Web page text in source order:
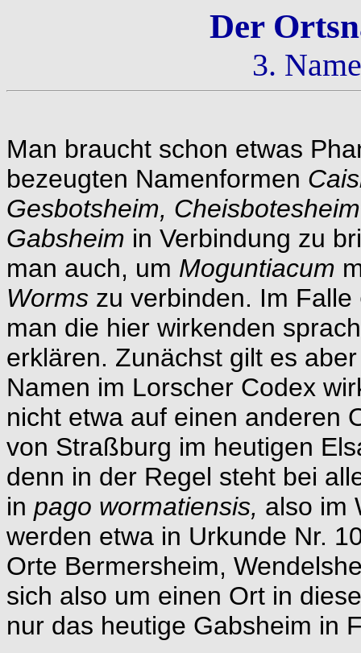
Der
3.
Man braucht schon etwas
bezeugten Namenformen
Gesbotsheim,
Gabsheim in Verbindung zu
man auch, um Moguntiacum
Worms zu verbinden. Im Falle
man die hier wirkenden
erklären. Zunächst gilt es
Namen im Lorscher Codex
nicht etwa auf einen anderen
von Straßburg im heutigen
denn in der Regel steht bei
in pago wormatiensis, also im
werden etwa in Urkunde Nr.
Orte Bermersheim,
sich also um einen Ort in
nur das heutige Gabsheim in